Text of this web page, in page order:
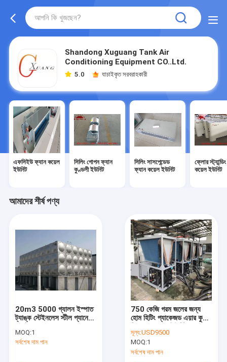
Shandong Xuguang Tank Air
Conditioning Equipment CO..Ltd.
5.0 যাচাইকৃত সরবরাহকারী
এফসিইউ ফ্যান কয়েল
ইউনিট
সিলিং গোপন ফ্যান
কুণ্ডলী ইউনিট
সিলিং সাসপেন্ডেড
ফ্যান কয়েল ইউনিট
ফ্লোর
কয়েল ইউনিট
আমাদের শীর্ষ পণ্য
20m3 5000 গ্যালন ইস্পাত
ট্যাঙ্ক স্টেইনলেস স্টীল প্যানেল
MOQ:1
সর্বশেষ দাম পান
750 কেজি গরম জলের জন্য
হোম হিটিং প্যাকেজড এয়ার কুলড
মূল্য:USD9500
MOQ:1
সর্বশেষ দাম পান